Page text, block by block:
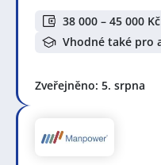
38 000 – 45 000 Kč
Vhodné také pro
Zveřejněno: 5. srpna